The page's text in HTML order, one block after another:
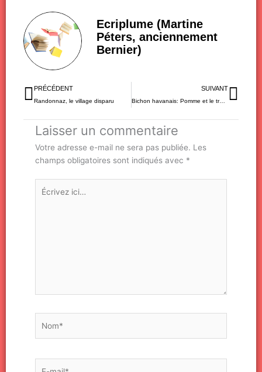
Ecriplume (Martine
Péters, anciennement
Bernier)
Précédent
PRÉCÉDENT
Randonnaz, le village disparu
SUIVANT
Bichon havanais: Pomme et le travail
Laisser un commentaire
Votre adresse e-mail ne sera pas publiée. Les
champs obligatoires sont indiqués avec *
Écrivez
ici…